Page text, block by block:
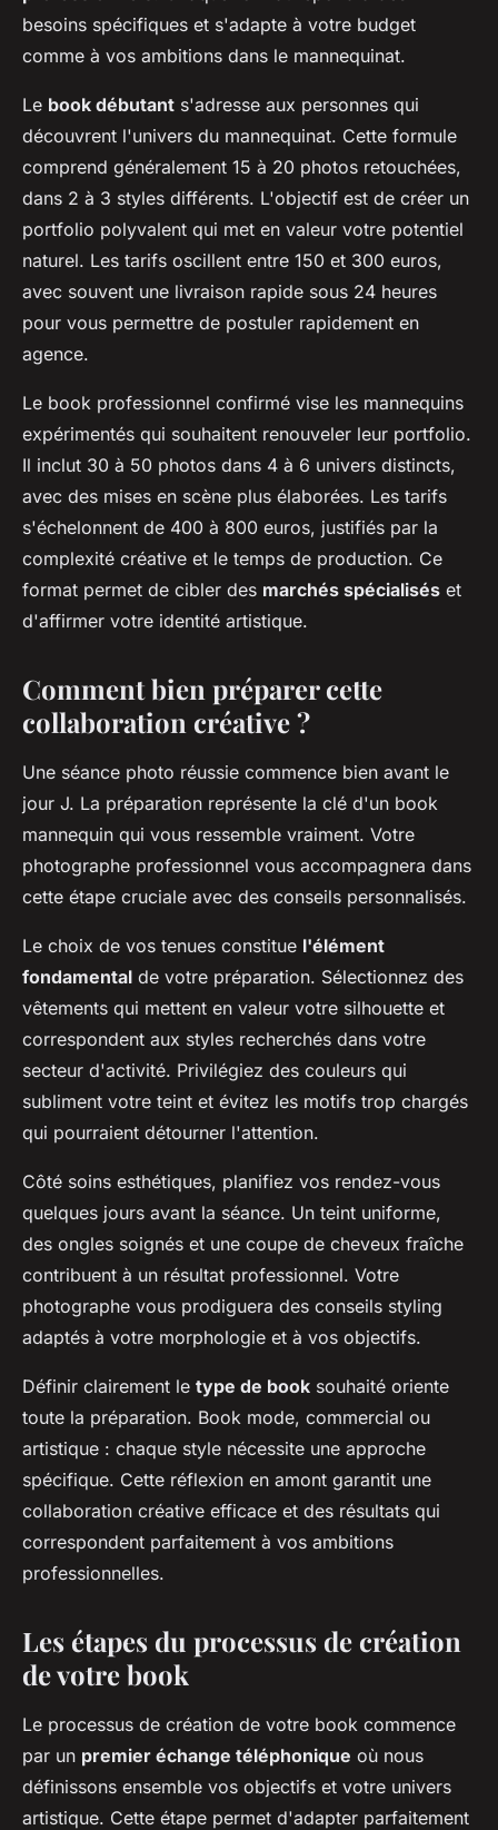
besoins spécifiques et s'adapte à votre budget
comme à vos ambitions dans le mannequinat.
Le book débutant s'adresse aux personnes qui
découvrent l'univers du mannequinat. Cette formule
comprend généralement 15 à 20 photos retouchées,
dans 2 à 3 styles différents. L'objectif est de créer un
portfolio polyvalent qui met en valeur votre potentiel
naturel. Les tarifs oscillent entre 150 et 300 euros,
avec souvent une livraison rapide sous 24 heures
pour vous permettre de postuler rapidement en
agence.
Le book professionnel confirmé vise les mannequins
expérimentés qui souhaitent renouveler leur portfolio.
Il inclut 30 à 50 photos dans 4 à 6 univers distincts,
avec des mises en scène plus élaborées. Les tarifs
s'échelonnent de 400 à 800 euros, justifiés par la
complexité créative et le temps de production. Ce
format permet de cibler des marchés spécialisés et
d'affirmer votre identité artistique.
Comment bien préparer cette
collaboration créative ?
Une séance photo réussie commence bien avant le
jour J. La préparation représente la clé d'un book
mannequin qui vous ressemble vraiment. Votre
photographe professionnel vous accompagnera dans
cette étape cruciale avec des conseils personnalisés.
Le choix de vos tenues constitue l'élément
fondamental de votre préparation. Sélectionnez des
vêtements qui mettent en valeur votre silhouette et
correspondent aux styles recherchés dans votre
secteur d'activité. Privilégiez des couleurs qui
subliment votre teint et évitez les motifs trop chargés
qui pourraient détourner l'attention.
Côté soins esthétiques, planifiez vos rendez-vous
quelques jours avant la séance. Un teint uniforme,
des ongles soignés et une coupe de cheveux fraîche
contribuent à un résultat professionnel. Votre
photographe vous prodiguera des conseils styling
adaptés à votre morphologie et à vos objectifs.
Définir clairement le type de book souhaité oriente
toute la préparation. Book mode, commercial ou
artistique : chaque style nécessite une approche
spécifique. Cette réflexion en amont garantit une
collaboration créative efficace et des résultats qui
correspondent parfaitement à vos ambitions
professionnelles.
Les étapes du processus de création
de votre book
Le processus de création de votre book commence
par un premier échange téléphonique où nous
définissons ensemble vos objectifs et votre univers
artistique. Cette étape permet d'adapter parfaitement